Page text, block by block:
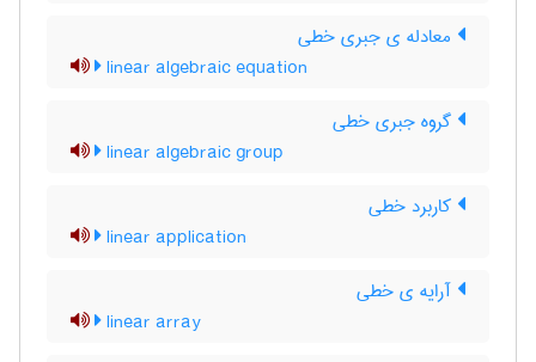
معادله ی جبری خطی
linear algebraic equation
گروه جبری خطی
linear algebraic group
کاربرد خطی
linear application
آرایه ی خطی
linear array